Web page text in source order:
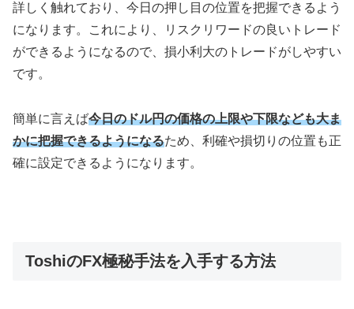
詳しく触れており、今日の押し目の位置を把握できるよう
になります。これにより、リスクリワードの良いトレード
ができるようになるので、損小利大のトレードがしやすい
です。
簡単に言えば今日のドル円の価格の上限や下限なども大ま
かに把握できるようになるため、利確や損切りの位置も正
確に設定できるようになります。
ToshiのFX極秘手法を入手する方法